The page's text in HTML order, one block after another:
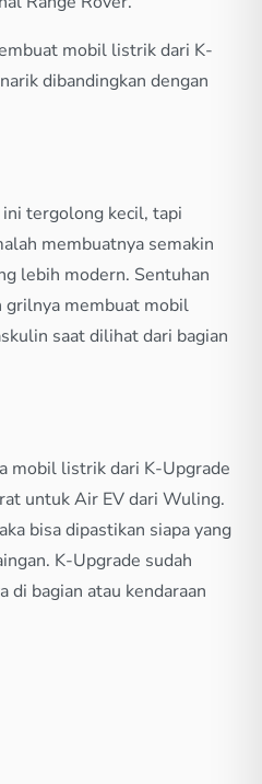
mobil listrik dari K-
dibandingkan dengan
tergolong kecil, tapi
membuatnya semakin
lebih modern. Sentuhan
grilnya membuat mobil
saat dilihat dari bagian
mobil listrik dari K-Upgrade
untuk Air EV dari Wuling.
bisa dipastikan siapa yang
K-Upgrade sudah
di bagian atau kendaraan